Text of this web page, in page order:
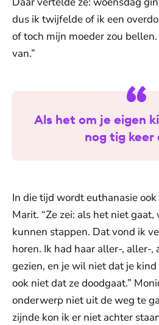
dus ik twijfelde of ik een
of toch mijn moeder zou
van.”
Als het om je eigen
nog tig keer
In die tijd wordt euthanasie
Marit. “Ze zei: als het niet
kunnen stappen. Dat vond ik
horen. Ik had haar aller-, aller-
gezien, en je wil niet dat je
ook niet dat ze doodgaat.”
onderwerp niet uit de weg te
zijnde kon ik er niet achter